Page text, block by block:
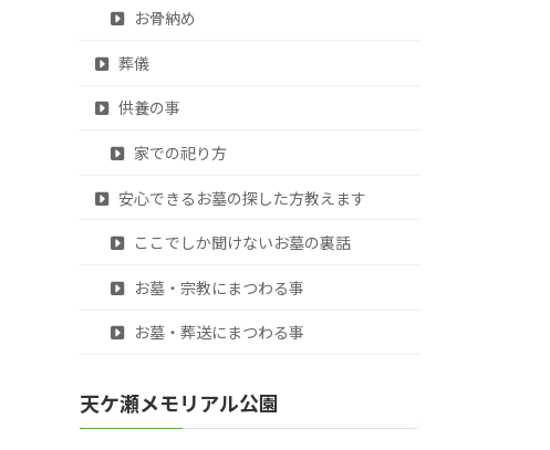
お骨納め
葬儀
供養の事
家での祀り方
安心できるお墓の探した方教えます
ここでしか聞けないお墓の裏話
お墓・宗教にまつわる事
お墓・葬送にまつわる事
天ケ瀬メモリアル公園